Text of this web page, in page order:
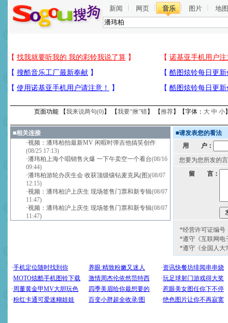
新闻 网页 音乐 图片 地图
页面功能 【我来说两句(0)】 【我要“揪”错】 【推荐】【字体： 大 中 小
■相关连接
·视频：潘玮柏拍最新MV 闲暇时弹吉他搞笑创作
(08/25 17:13)
·潘玮柏上海个唱销售火爆 一下午卖空一个看台(08/16
09:44)
·潘玮柏游轮办庆生会 收获顶级镶钻麦克风(图)(08/07
12:15)
·视频：潘玮柏沪上庆生 现场签售门票和新专辑(08/07
11:47)
·视频：潘玮柏沪上庆生 现场签售门票和新专辑(08/07
11:47)
■请发表您的看法
用 户：
您要为您所发的
留 言：
*经营许可证编号
*遵守《互联网电
*遵守《全国人大